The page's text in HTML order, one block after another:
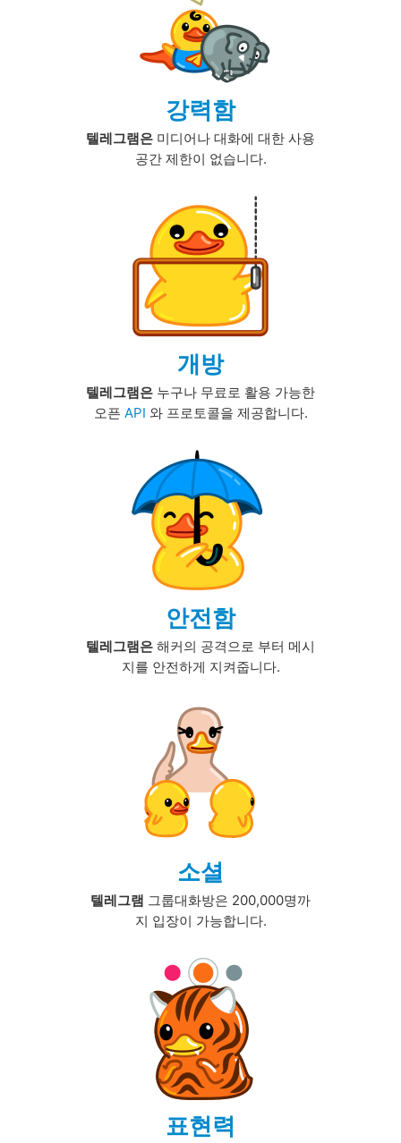
강력함
텔레그램은 미디어나 대화에 대한 사용
공간 제한이 없습니다.
개방
텔레그램은 누구나 무료로 활용 가능한
오픈 API 와 프로토콜을 제공합니다.
안전함
텔레그램은 해커의 공격으로 부터 메시
지를 안전하게 지켜줍니다.
소셜
텔레그램 그룹대화방은 200,000명까
지 입장이 가능합니다.
표현력